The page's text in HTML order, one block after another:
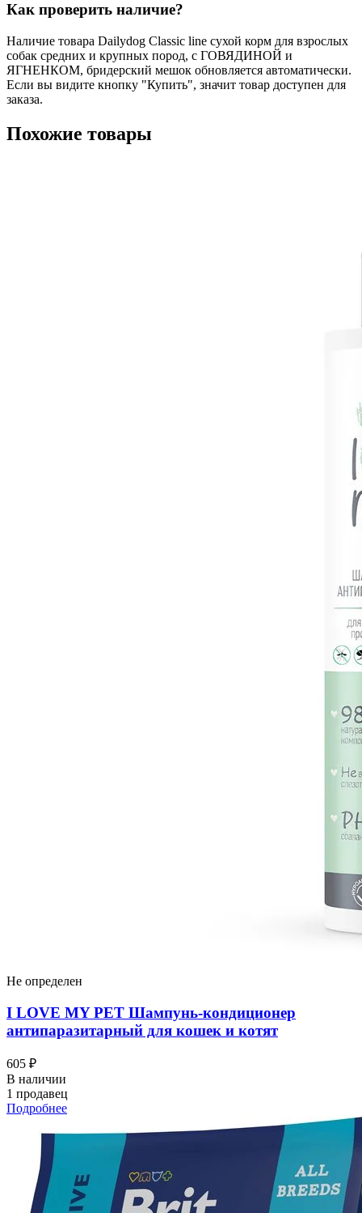
Как проверить наличие?
Наличие товара Dailydog Classic line сухой корм для взрослых
собак средних и крупных пород, с ГОВЯДИНОЙ и
ЯГНЕНКОМ, бридерский мешок обновляется автоматически.
Если вы видите кнопку "Купить", значит товар доступен для
заказа.
Похожие товары
Не определен
I LOVЕ MY PET Шампунь-кондиционер
антипаразитарный для кошек и котят
605 ₽
В наличии
1 продавец
Подробнее